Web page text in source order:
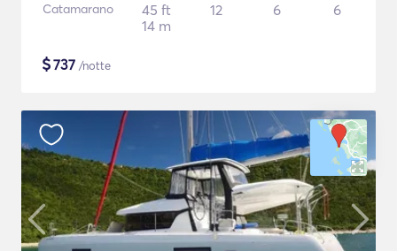
Catamarano
45 ft
14 m
12 6 6
$737 /notte